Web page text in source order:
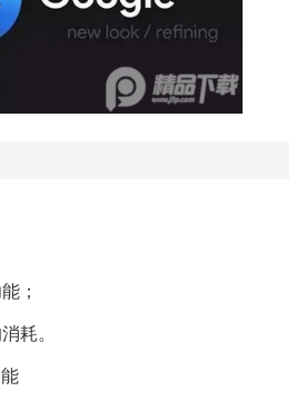
；
耗。